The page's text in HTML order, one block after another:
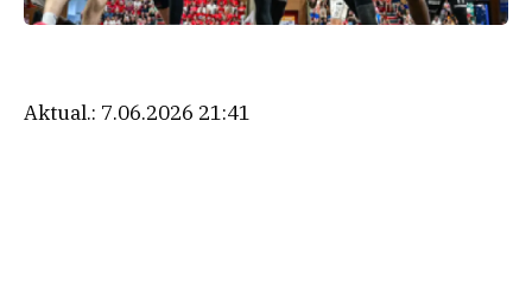
Aktual.: 7.06.2026 21:41